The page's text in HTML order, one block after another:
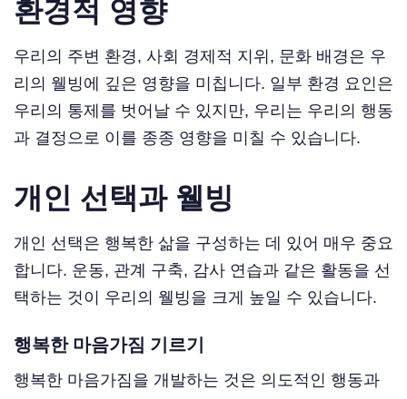
환경적 영향
우리의 주변 환경, 사회 경제적 지위, 문화 배경은 우
리의 웰빙에 깊은 영향을 미칩니다. 일부 환경 요인은
우리의 통제를 벗어날 수 있지만, 우리는 우리의 행동
과 결정으로 이를 종종 영향을 미칠 수 있습니다.
개인 선택과 웰빙
개인 선택은 행복한 삶을 구성하는 데 있어 매우 중요
합니다. 운동, 관계 구축, 감사 연습과 같은 활동을 선
택하는 것이 우리의 웰빙을 크게 높일 수 있습니다.
행복한 마음가짐 기르기
행복한 마음가짐을 개발하는 것은 의도적인 행동과